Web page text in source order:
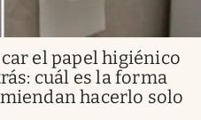
el papel higiénico
cuál es la forma
hacerlo solo